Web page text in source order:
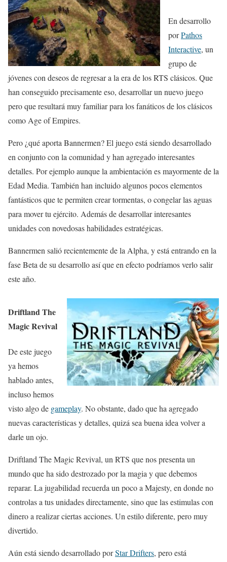
En desarrollo
porPathos
Interactive, un
grupo de
jóvenes con deseos de regresar a la era de los RTS clásicos. Que
han conseguido precisamente eso, desarrollar un nuevo juego
pero que resultará muy familiar para los fanáticos de los clásicos
como Age of Empires.
Pero ¿qué aporta Bannermen? El juego está siendo desarrollado
en conjunto con la comunidad y han agregado interesantes
detalles. Por ejemplo aunque la ambientación es mayormente de la
Edad Media. También han incluido algunos pocos elementos
fantásticos que te permiten crear tormentas, o congelar las aguas
para mover tu ejército. Además de desarrollar interesantes
unidades con novedosas habilidades estratégicas.
Bannermen salió recientemente de la Alpha, y está entrando en la
fase Beta de su desarrollo así que en efecto podríamos verlo salir
este año.
Driftland The
Magic Revival
De este juego
ya hemos
hablado antes,
incluso hemos
visto algo de gameplay. No obstante, dado que ha agregado
nuevas características y detalles, quizá sea buena idea volver a
darle un ojo.
Driftland The Magic Revival, un RTS que nos presenta un
mundo que ha sido destrozado por la magia y que debemos
reparar. La jugabilidad recuerda un poco a Majesty, en donde no
controlas a tus unidades directamente, sino que las estimulas con
dinero a realizar ciertas acciones. Un estilo diferente, pero muy
divertido.
Aún está siendo desarrollado porStar Drifters, pero está